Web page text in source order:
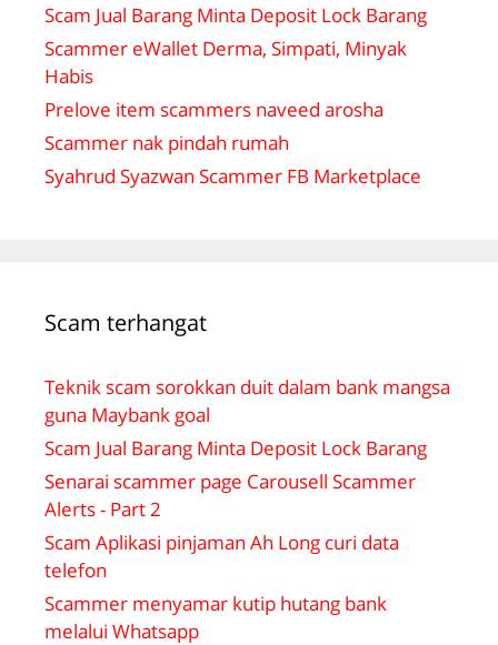
Scam Jual Barang Minta Deposit Lock Barang
Scammer eWallet Derma, Simpati, Minyak
Habis
Prelove item scammers naveed arosha
Scammer nak pindah rumah
Syahrud Syazwan Scammer FB Marketplace
Scam terhangat
Teknik scam sorokkan duit dalam bank mangsa
guna Maybank goal
Scam Jual Barang Minta Deposit Lock Barang
Senarai scammer page Carousell Scammer
Alerts - Part 2
Scam Aplikasi pinjaman Ah Long curi data
telefon
Scammer menyamar kutip hutang bank
melalui Whatsapp